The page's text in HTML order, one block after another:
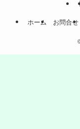
ホーム お問合せ